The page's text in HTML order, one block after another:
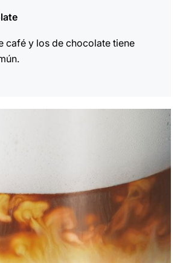
café y los de chocolate tiene